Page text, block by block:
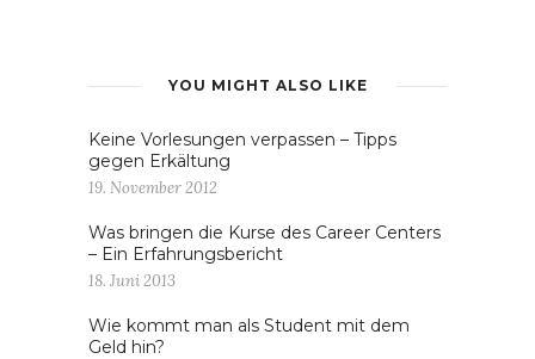
YOU MIGHT ALSO LIKE
Keine Vorlesungen verpassen – Tipps
gegen Erkältung
19. November 2012
Was bringen die Kurse des Career Centers
– Ein Erfahrungsbericht
18. Juni 2013
Wie kommt man als Student mit dem
Geld hin?